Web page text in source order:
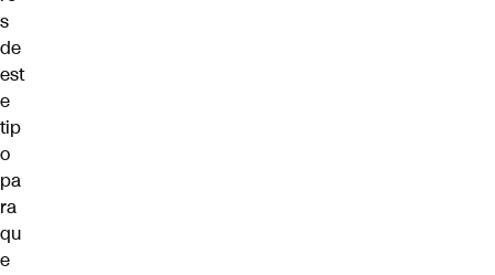
s
de
est
e
tip
o
pa
ra
qu
e